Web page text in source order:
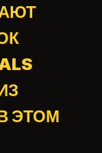
ЭТОМ